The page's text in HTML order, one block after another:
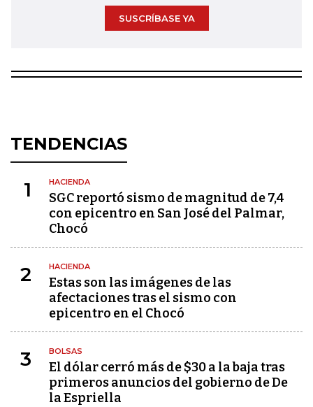
SUSCRÍBASE YA
TENDENCIAS
1 HACIENDA
SGC reportó sismo de magnitud de 7,4
con epicentro en San José del Palmar,
Chocó
2 HACIENDA
Estas son las imágenes de las
afectaciones tras el sismo con
epicentro en el Chocó
3 BOLSAS
El dólar cerró más de $30 a la baja tras
primeros anuncios del gobierno de De
la Espriella